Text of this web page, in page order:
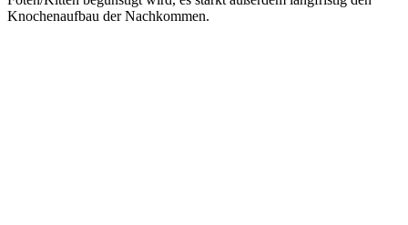
Knochenaufbau der Nachkommen.